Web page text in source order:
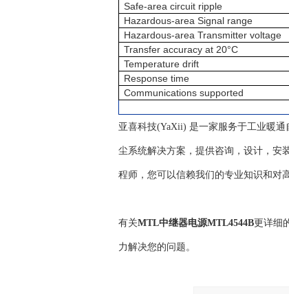
Safe-area circuit ripple
Hazardous-area Signal range
Hazardous-area Transmitter voltage
Transfer accuracy at 20°C
Temperature drift
Response time
Communications supported
亚喜科技(YaXii) 是一家服务于工业暖
尘系统解决方案，提供咨询，设计，安
程师，您可以信赖我们的专业知识和对
有关MTL中继器电源MTL4544B更详细
力解决您的问题。